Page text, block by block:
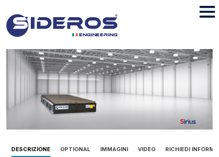
DESCRIZIONE OPTIONAL IMMAGINI VIDEO RICHIEDI